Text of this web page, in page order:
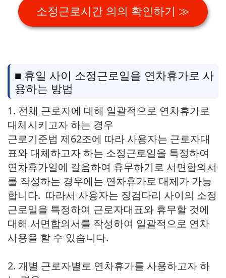
소정근로시간 의의 확인하기 ≫
■ 휴일 사이 소정근로일을 연차휴가로 사
용하는 방법
1. 전체 근로자에 대해 일괄적으로 연차휴가로
대체시키고자 하는 경우
근로기준법 제62조에 따라 사용자는 근로자대
표와 대체하고자 하는 소정근로일을 특정하여
연차휴가일에 갈음하여 휴무하기로 서면합의서
를 작성하는 경우에는 연차휴가로 대체가 가능
합니다. 따라서 사용자는 징검다리 사이의 소정
근로일을 특정하여 근로자대표와 휴무할 것에
대해 서면합의서를 작성하여 일괄적으로 연차
사용을 할 수 있습니다.
2. 개별 근로자별로 연차휴가를 사용하고자 하